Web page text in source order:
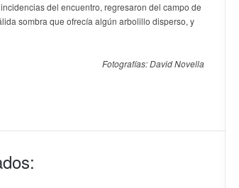
del encuentro, regresaron del campo de
sombra que ofrecía algún arbolillo disperso, y
Fotografías: David Novella